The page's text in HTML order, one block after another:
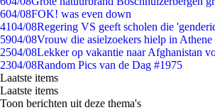
604/08FOK! was even down
4104/08Regering VS geeft scholen die
5904/08Vrouw die asielzoekers hielp in
2504/08Lekker op vakantie naar Afghanistan
2304/08Random Pics van de Dag #1975
Laatste items
Laatste items
Toon berichten uit deze thema's